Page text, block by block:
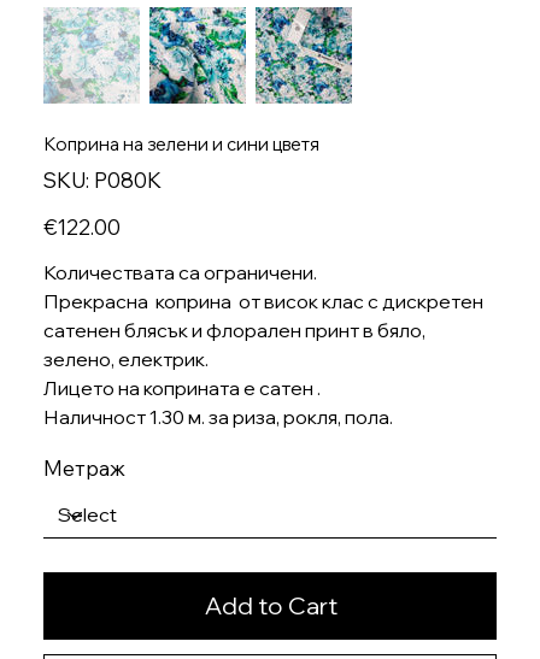
Коприна на зелени и сини цветя
SKU: SKU
P080K
P080K
Price
€122.00
Количествата са ограничени.
Прекрасна коприна от висок клас с дискретен
сатенен блясък и флорален принт в бяло,
зелено, електрик.
Лицето на коприната е сатен .
Наличност 1.30 м. за риза, рокля, пола.
Метраж
Add to Cart